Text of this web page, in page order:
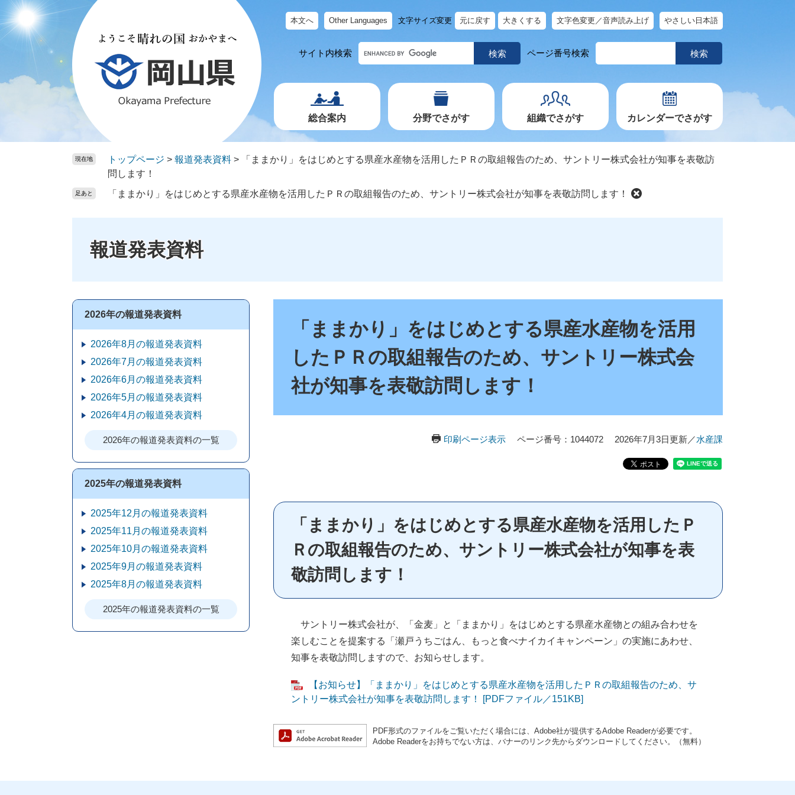
ー
ジ
ニ
ュ
本文へ Other Languages 文字サイズ変更 元に戻す 大きくする 文字色変更／音声読み上げ やさしい日本語
サイト内検索
キ
ー
ワ
ド
ページ番号検索
ペ
ジ
号
総合案内 分野でさがす 組織でさがす カレンダーでさがす
現在地 トップページ > 報道発表資料 >
「ままかり」をはじめとする県産水産物を活用したＰＲの取組報告のため、サントリー株式会社が知事を表敬訪
問します！
足あと 「ままかり」をはじめとする県産水産物を活用したＰＲの取組報告のため、サントリー株式会社が知事を表敬訪問します！
報道発表資料
「ままかり」をはじめとする県産水産物を活用
したＰＲの取組報告のため、サントリー株式会
社が知事を表敬訪問します！
印刷ページ表示 ページ番号：1044072 2026年7月3日更新／水産課
「ままかり」をはじめとする県産水産物を活用したＰ
Ｒの取組報告のため、サントリー株式会社が知事を表
敬訪問します！
サントリー株式会社が、「金麦」と「ままかり」をはじめとする県産水産物との組み合わせを
楽しむことを提案する「瀬戸うちごはん、もっと食べナイカイキャンペーン」の実施にあわせ、
知事を表敬訪問しますので、お知らせします。
【お知らせ】「ままかり」をはじめとする県産水産物を活用したＰＲの取組報告のため、サ
ントリー株式会社が知事を表敬訪問します！ [PDFファイル／151KB]
PDF形式のファイルをご覧いただく場合には、Adobe社が提供するAdobe Readerが必要です。
Adobe Readerをお持ちでない方は、バナーのリンク先からダウンロードしてください。（無料）
2026年の報道発表資料
2026年8月の報道発表資料
2026年7月の報道発表資料
2026年6月の報道発表資料
2026年5月の報道発表資料
2026年4月の報道発表資料
2026年の報道発表資料の一覧
2025年の報道発表資料
2025年12月の報道発表資料
2025年11月の報道発表資料
2025年10月の報道発表資料
2025年9月の報道発表資料
2025年8月の報道発表資料
2025年の報道発表資料の一覧